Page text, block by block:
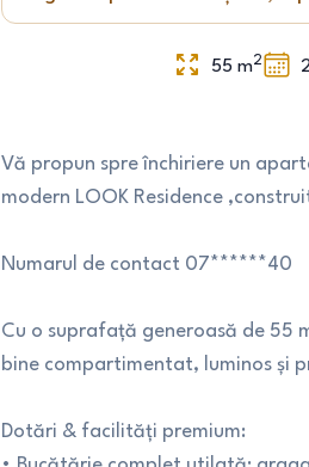
55 m2
Vă propun spre închiriere un
modern LOOK Residence
Numarul de contact 07******40
Cu o suprafață generoasă de 55
bine compartimentat, luminos și
Dotări & facilități premium: